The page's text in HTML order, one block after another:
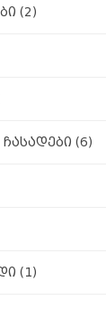
(2)
(6)
(1)